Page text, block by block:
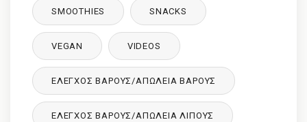
SMOOTHIES SNACKS
VEGAN VIDEOS
ΈΛΕΓΧΟΣ ΒΆΡΟΥΣ/ΑΠΏΛΕΙΑ ΒΆΡΟΥΣ
ΈΛΕΓΧΟΣ ΒΆΡΟΥΣ/ΑΠΏΛΕΙΑ ΛΊΠΟΥΣ